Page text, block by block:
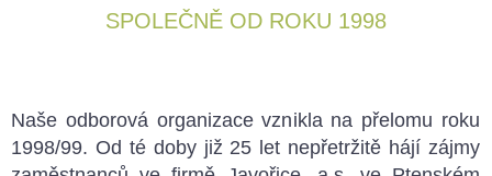
SPOLEČNĚ OD ROKU 1998
Naše odborová organizace vznikla na přelomu roku
1998/99. Od té doby již 25 let nepřetržitě hájí zájmy